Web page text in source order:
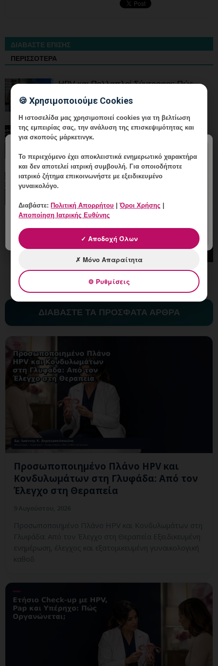
ΔΙΑΒΑΣΤΕ ΕΠΙΣΗΣ
ΠΕΡΙΣΣΟΤΕΡΑ
HPV και Πολλαπλοί Σύντροφοι: Πώς
Εκτιμάται ο Κίνδυνος χωρίς Στίγμα;
Εμβόλιο HPV μετά από Θετικό Τεστ στα
20+: Τι Συζητάμε;
HPV και Νέα Σχέση στα 20+: Πώς
ΔΙΑΒΑΣΤΕ ΤΑ ΠΡΟΣΦΑΤΑ ΑΡΘΡΑ
Προσωποποιημένο Πλάνο HPV και
Κονδυλωμάτων στη Γλυφάδα: Από τον
Έλεγχο στη Θεραπεία
Προσωποποιημένο Πλάνο HPV και Κονδυλωμάτων στη
Γλυφάδα: Από τον Έλεγχο στη Θεραπεία Εξειδικευμένη
ενημέρωση, έλεγχος και εξατομικευμένη γυναικολογική
καθοδ
🍪 Χρησιμοποιούμε Cookies
Η ιστοσελίδα μας χρησιμοποιεί cookies για τη βελτίωση
της εμπειρίας σας, την ανάλυση της επισκεψιμότητας και
για σκοπούς μάρκετινγκ.
Το περιεχόμενο έχειαποκλειστικά ενημερωτικό χαρακτήρα
και δεν αποτελεί ιατρική συμβουλή. Για οποιοδήποτε
ιατρικό ζήτημα επικοινωνήστε με εξειδικευμένο
γυναικολόγο.
Διαβάστε:Πολιτική Απορρήτου |Όροι Χρήσης |
Αποποίηση Ιατρικής Ευθύνης
✓ Αποδοχή Όλων
✗ Μόνο Απαραίτητα
⚙ Ρυθμίσεις